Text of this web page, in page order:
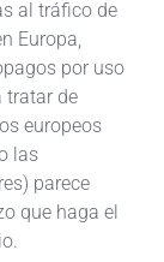
al tráfico de
Europa,
por uso
tratar de
europeos
las
parece
que haga el